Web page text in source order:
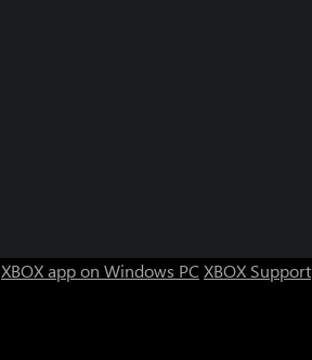
XBOX app on Windows PC XBOX Support